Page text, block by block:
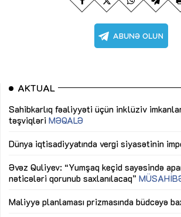
AKTUAL
Sahibkarlıq fəaliyyəti üçün inklüziv
təşviqləri MƏQALƏ
Dünya iqtisadiyyatında vergi siyasətinin
Əvəz Quliyev: “Yumşaq keçid sayəsində
nəticələri qorunub saxlanılacaq”
Maliyyə planlaması prizmasında büdcəyə